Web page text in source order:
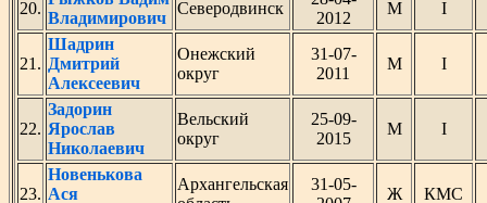
20.
Владимирович
Северодвинск
2012
М I
21.
Шадрин
Дмитрий
Алексеевич
Онежский
округ
31-07-
2011
М I
22.
Задорин
Ярослав
Николаевич
Вельский
округ
25-09-
2015
М I
23.
Новенькова
Ася
Архангельская
31-05-
Ж КМС